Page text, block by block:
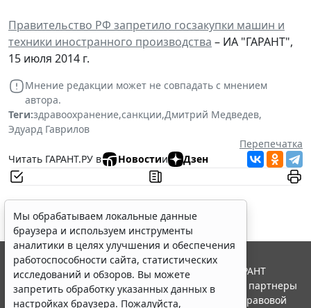
Правительство РФ запретило госзакупки машин и
техники иностранного производства – ИА "ГАРАНТ",
15 июля 2014 г.
Мнение редакции может не совпадать с мнением
автора.
Теги:здравоохранение,санкции,Дмитрий Медведев,
Эдуард Гаврилов
Перепечатка
Читать ГАРАНТ.РУ в
Новостии Дзен
Мы обрабатываем локальные данные
браузера и используем инструменты
аналитики в целях улучшения и обеспечения
работоспособности сайта, статистических
исследований и обзоров. Вы можете
запретить обработку указанных данных в
настройках браузера. Пожалуйста,
© ООО "НПП "ГАРАНТ-СЕРВИС", 2026. Система ГАРАНТ
выпускается с 1990 года. Компания "Гарант" и ее партнеры
являются участниками Российской ассоциации правовой